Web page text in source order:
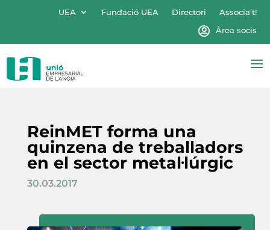
UEA Fundació UEA Directori
Associa’t!
Àrea socis
ReinMET forma una
quinzena de treballadors
en el sector metal·lúrgic
30.03.2017